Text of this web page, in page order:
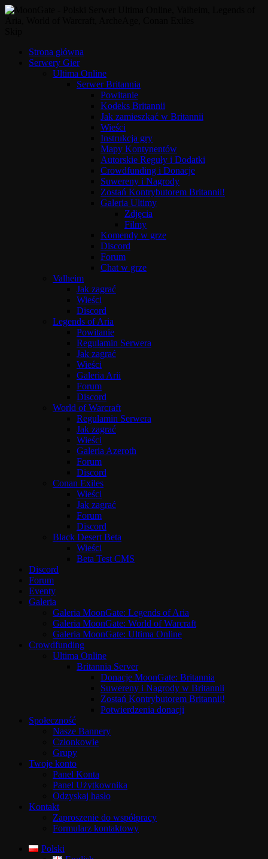
Strona główna
Serwery Gier
Ultima Online
Serwer Britannia
Powitanie
Kodeks Britannii
Jak zamieszkać w Britannii
Wieści
Instrukcja gry
Mapy Kontynentów
Autorskie Reguły i Dodatki
Crowdfunding i Donacje
Suwereny i Nagrody
Zostań Kontrybutorem Britannii!
Galeria Ultimy
Zdjęcia
Filmy
Komendy w grze
Discord
Forum
Chat w grze
Valheim
Jak zagrać
Wieści
Discord
Legends of Aria
Powitanie
Regulamin Serwera
Jak zagrać
Wieści
Galeria Arii
Forum
Discord
World of Warcraft
Regulamin Serwera
Jak zagrać
Wieści
Galeria Azeroth
Forum
Discord
Conan Exiles
Wieści
Jak zagrać
Forum
Discord
Black Desert Beta
Wieści
Beta Test CMS
Discord
Forum
Eventy
Galeria
Galeria MoonGate: Legends of Aria
Galeria MoonGate: World of Warcraft
Galeria MoonGate: Ultima Online
Crowdfunding
Ultima Online
Britannia Server
Donacje MoonGate: Britannia
Suwereny i Nagrody w Britannii
Zostań Kontrybutorem Britannii!
Potwierdzenia donacji
Społeczność
Nasze Bannery
Członkowie
Grupy
Twoje konto
Panel Konta
Panel Użytkownika
Odzyskaj hasło
Kontakt
Zaproszenie do współpracy
Formularz kontaktowy
Polski